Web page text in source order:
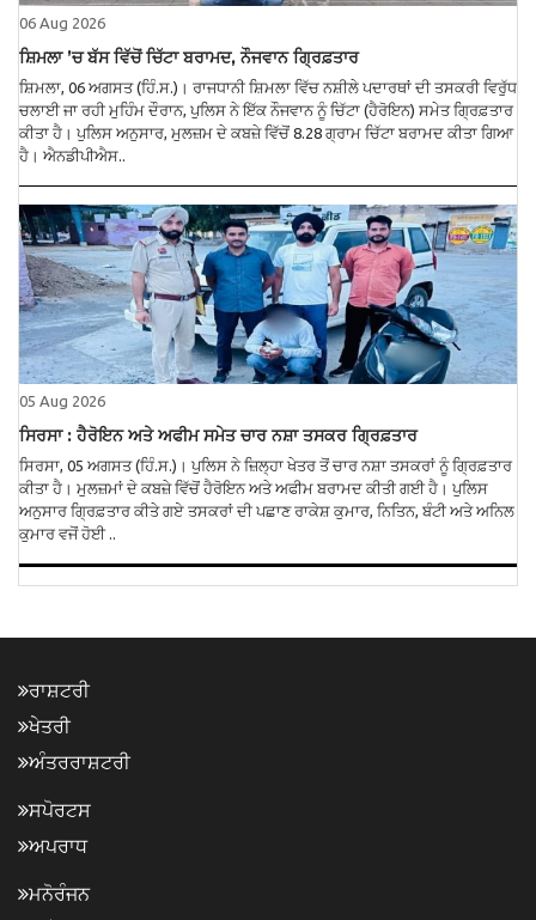
06 Aug 2026
ਸ਼ਿਮਲਾ ’ਚ ਬੱਸ ਵਿੱਚੋਂ ਚਿੱਟਾ ਬਰਾਮਦ, ਨੌਜਵਾਨ ਗ੍ਰਿਫ਼ਤਾਰ
ਸ਼ਿਮਲਾ, 06 ਅਗਸਤ (ਹਿੰ.ਸ.)। ਰਾਜਧਾਨੀ ਸ਼ਿਮਲਾ ਵਿੱਚ ਨਸ਼ੀਲੇ ਪਦਾਰਥਾਂ ਦੀ ਤਸਕਰੀ ਵਿਰੁੱਧ
ਚਲਾਈ ਜਾ ਰਹੀ ਮੁਹਿੰਮ ਦੌਰਾਨ, ਪੁਲਿਸ ਨੇ ਇੱਕ ਨੌਜਵਾਨ ਨੂੰ ਚਿੱਟਾ (ਹੈਰੋਇਨ) ਸਮੇਤ ਗ੍ਰਿਫ਼ਤਾਰ
ਕੀਤਾ ਹੈ। ਪੁਲਿਸ ਅਨੁਸਾਰ, ਮੁਲਜ਼ਮ ਦੇ ਕਬਜ਼ੇ ਵਿੱਚੋਂ 8.28 ਗ੍ਰਾਮ ਚਿੱਟਾ ਬਰਾਮਦ ਕੀਤਾ ਗਿਆ
ਹੈ। ਐਨਡੀਪੀਐਸ..
05 Aug 2026
ਸਿਰਸਾ : ਹੈਰੋਇਨ ਅਤੇ ਅਫੀਮ ਸਮੇਤ ਚਾਰ ਨਸ਼ਾ ਤਸਕਰ ਗ੍ਰਿਫ਼ਤਾਰ
ਸਿਰਸਾ, 05 ਅਗਸਤ (ਹਿੰ.ਸ.)। ਪੁਲਿਸ ਨੇ ਜ਼ਿਲ੍ਹਾ ਖੇਤਰ ਤੋਂ ਚਾਰ ਨਸ਼ਾ ਤਸਕਰਾਂ ਨੂੰ ਗ੍ਰਿਫ਼ਤਾਰ
ਕੀਤਾ ਹੈ। ਮੁਲਜ਼ਮਾਂ ਦੇ ਕਬਜ਼ੇ ਵਿੱਚੋਂ ਹੈਰੋਇਨ ਅਤੇ ਅਫੀਮ ਬਰਾਮਦ ਕੀਤੀ ਗਈ ਹੈ। ਪੁਲਿਸ
ਅਨੁਸਾਰ ਗ੍ਰਿਫ਼ਤਾਰ ਕੀਤੇ ਗਏ ਤਸਕਰਾਂ ਦੀ ਪਛਾਣ ਰਾਕੇਸ਼ ਕੁਮਾਰ, ਨਿਤਿਨ, ਬੰਟੀ ਅਤੇ ਅਨਿਲ
ਕੁਮਾਰ ਵਜੋਂ ਹੋਈ ..
ਰਾਸ਼ਟਰੀ
ਖੇਤਰੀ
ਅੰਤਰਰਾਸ਼ਟਰੀ
ਸਪੋਰਟਸ
ਅਪਰਾਧ
ਮਨੋਰੰਜਨ